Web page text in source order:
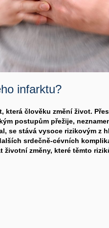
infarktu?
která člověku změní život.
postupům přežije,
se stává vysoce rizikovým z
srdečně-cévních
změny, které těmto